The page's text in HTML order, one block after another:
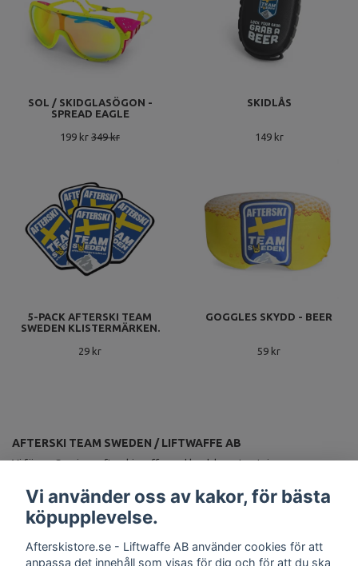
SOL / SKIDGLASÖGON -
SPREAD EAGLE
199 kr 349 kr
SKIDLÅS
149 kr
5-PACK AFTERSKI TEAM
SWEDEN KLISTERMÄRKEN.
29 kr
GOGGLES SKYDD - BEER
59 kr
AFTERSKI TEAM SWEDEN / LIFTWAFFE AB
Vi förser Sveriges afterskiproffs med landslagsutrustning.
Vi använder oss av kakor, för bästa
köpupplevelse.
Afterskistore.se - Liftwaffe AB använder cookies för att
anpassa det innehåll som visas för dig och för att du ska